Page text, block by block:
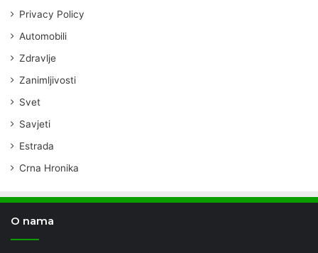
Privacy Policy
Automobili
Zdravlje
Zanimljivosti
Svet
Savjeti
Estrada
Crna Hronika
O nama